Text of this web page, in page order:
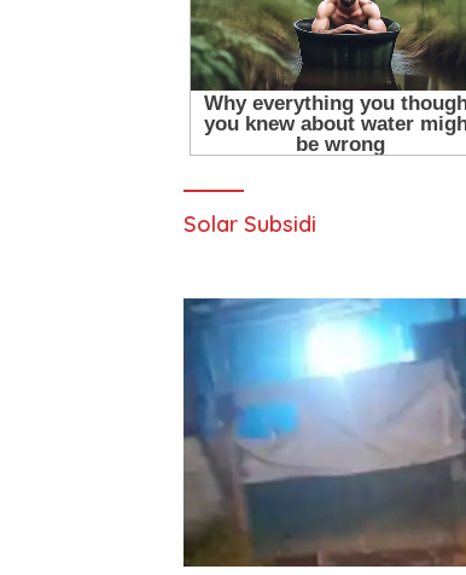
Solar Subsidi